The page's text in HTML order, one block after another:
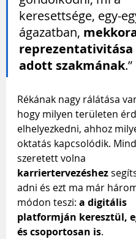
keresettsége, egy-
ágazatban,
reprezentativitása
adott szakmának.”
Rékának nagy rálátása
hogy milyen területen
elhelyezkedni, ahhoz
oktatás kapcsolódik.
szeretett volna
karriertervezéshez
adni és ezt ma már
módon teszi: a digitális
platformján keresztül,
és csoportosan is.